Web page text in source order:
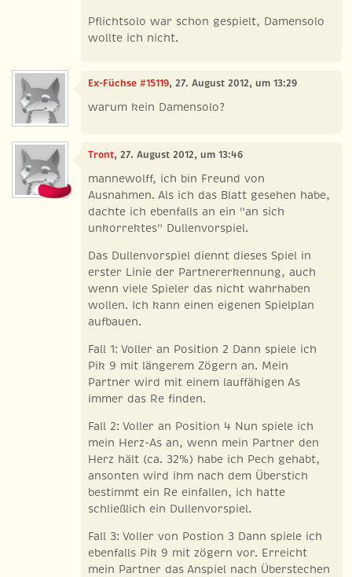
Pflichtsolo war schon gespielt, Damensolo
wollte ich nicht.
Ex-Füchse #15119, 27. August 2012, um 13:29
warum kein Damensolo?
Tront, 27. August 2012, um 13:46
mannewolff, ich bin Freund von
Ausnahmen. Als ich das Blatt gesehen habe,
dachte ich ebenfalls an ein "an sich
unkorrektes" Dullenvorspiel.
Das Dullenvorspiel diennt dieses Spiel in
erster Linie der Partnererkennung, auch
wenn viele Spieler das nicht wahrhaben
wollen. Ich kann einen eigenen Spielplan
aufbauen.
Fall 1: Voller an Position 2 Dann spiele ich
Pik 9 mit längerem Zögern an. Mein
Partner wird mit einem lauffähigen As
immer das Re finden.
Fall 2: Voller an Position 4 Nun spiele ich
mein Herz-As an, wenn mein Partner den
Herz hält (ca. 32%) habe ich Pech gehabt,
ansonten wird ihm nach dem Überstich
bestimmt ein Re einfallen, ich hatte
schließlich ein Dullenvorspiel.
Fall 3: Voller von Postion 3 Dann spiele ich
ebenfalls Pik 9 mit zögern vor. Erreicht
mein Partner das Anspiel nach Überstechen